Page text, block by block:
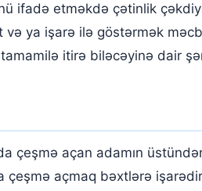
ifadə etməkdə çətinlik
ya işarə ilə göstərmək
itirə biləcəyinə dair
açan adamın
açmaq bəxtlərə